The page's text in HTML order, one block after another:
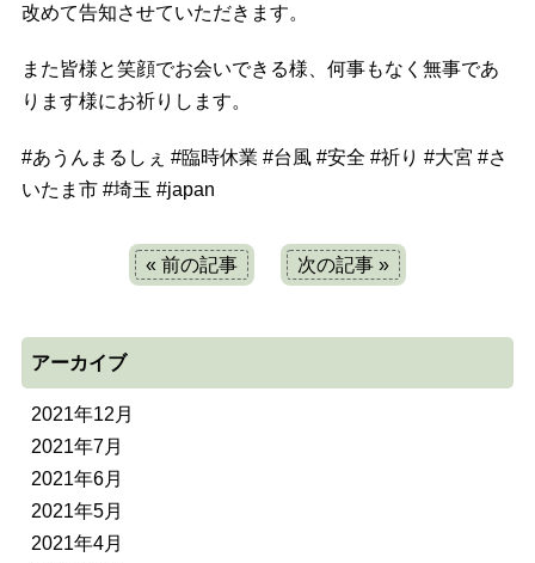
改めて告知させていただきます。
また皆様と笑顔でお会いできる様、何事もなく無事であ
ります様にお祈りします。
#あうんまるしぇ #臨時休業 #台風 #安全 #祈り #大宮 #さ
いたま市 #埼玉 #japan
« 前の記事 次の記事 »
アーカイブ
2021年12月
2021年7月
2021年6月
2021年5月
2021年4月